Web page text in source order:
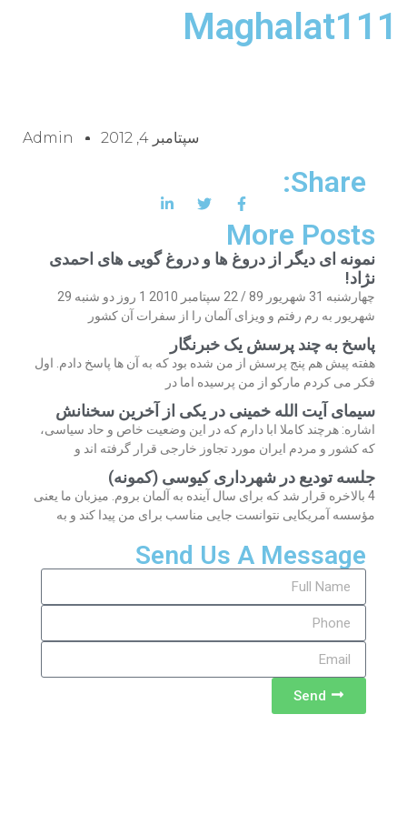
Maghalat111
سپتامبر 4, 2012 Admin
Share:
More Posts
نمونه ای دیگر از دروغ ها و دروغ گویی های احمدی
نژاد!
چهارشنبه 31 شهریور 89 / 22 سپتامبر 2010 1 روز دو شنبه 29
شهریور به رم رفتم و ویزای آلمان را از سفرات آن کشور
پاسخ به چند پرسش یک خبرنگار
هفته پیش هم پنج پرسش از من شده بود که به آن ها پاسخ دادم. اول
فکر می کردم مارکو از من پرسیده اما در
سیمای آیت الله خمینی در یکی از آخرین سخنانش
اشاره: هرچند کاملا ابا دارم که در این وضعیت خاص و حاد سیاسی،
که کشور و مردم ایران مورد تجاوز خارجی قرار گرفته اند و
جلسه تودیع در شهرداری کیوسی (کمونه)
4 بالاخره قرار شد که برای سال آینده به آلمان بروم. میزبان ما یعنی
مؤسسه آمریکایی نتوانست جایی مناسب برای من پیدا کند و به
Send Us A Message
Send